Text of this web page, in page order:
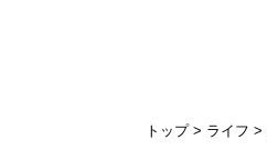
トップ ライフ